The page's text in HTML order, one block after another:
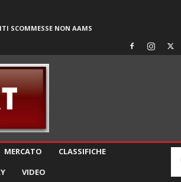
SCOMMESSE NON AAMS
MERCATO
CLASSIFICHE
VIDEO